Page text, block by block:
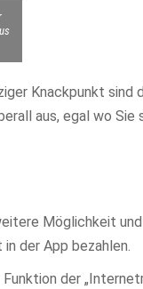
Knackpunkt
aus, egal wo Sie
Möglichkeit
der App bezahlen.
der